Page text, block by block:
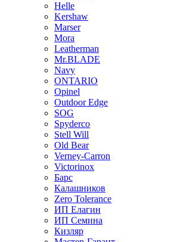
Helle
Kershaw
Marser
Mora
Leatherman
Mr.BLADE
Navy
ONTARIO
Opinel
Outdoor Edge
SOG
Spyderco
Stell Will
Old Bear
Verney-Carron
Victorinox
Барс
Калашников
Zero Tolerance
ИП Елагин
ИП Семина
Кизляр